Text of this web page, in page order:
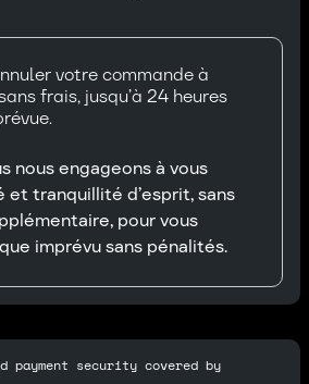
votre commande à
frais, jusqu’à 24 heures
nous engageons à vous
tranquillité d’esprit, sans
pour vous
imprévu sans pénalités.
payment security covered by